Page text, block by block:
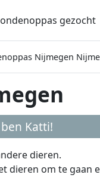
gezocht
Nijmegen
Katti!
dieren.
dieren om te gaan